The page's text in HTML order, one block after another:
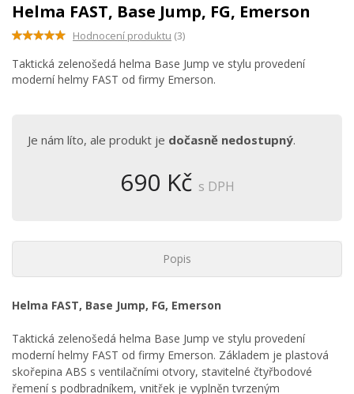
Helma FAST, Base Jump, FG, Emerson
Hodnocení produktu (3)
Taktická zelenošedá helma Base Jump ve stylu provedení
moderní helmy FAST od firmy Emerson.
Je nám líto, ale produkt je dočasně nedostupný.
690 Kč s DPH
Popis
Helma FAST, Base Jump, FG, Emerson
Taktická zelenošedá helma Base Jump ve stylu provedení
moderní helmy FAST od firmy Emerson. Základem je plastová
skořepina ABS s ventilačními otvory, stavitelné čtyřbodové
řemení s podbradníkem, vnitřek je vyplněn tvrzeným